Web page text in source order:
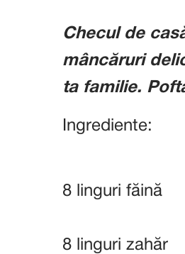
Checul de
mâncăruri
ta familie.
Ingrediente:
8 linguri făină
8 linguri zahăr